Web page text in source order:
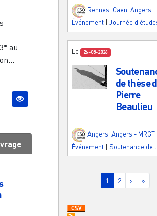
au
Rennes, Caen, Angers
Événement
Journée
Le 26-05-2026
de thèse
Pierre
Beaulieu
Angers Angers - MRGT
Événement | Soutenance de
Pagination
Page courante
1 Page
2 Page
› »